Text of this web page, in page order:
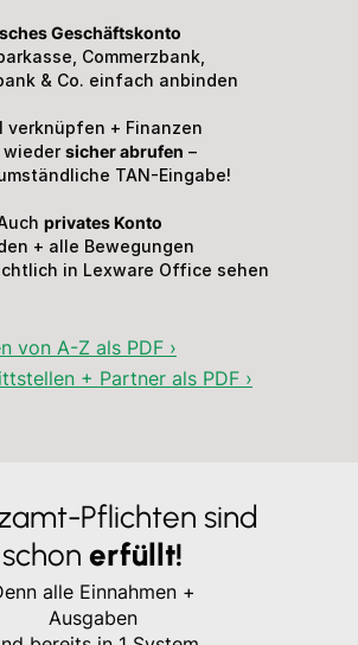
Geschäftskonto
Commerzbank,
& Co. einfach anbinden
verknüpfen + Finanzen
wiedersicher abrufen –
TAN-Eingabe!
privates Konto
+ alle Bewegungen
in Lexware Office sehen
von A-Z als PDF ›
+ Partner als PDF ›
Pflichten sind
schon erfüllt!
alle Einnahmen +
Ausgaben